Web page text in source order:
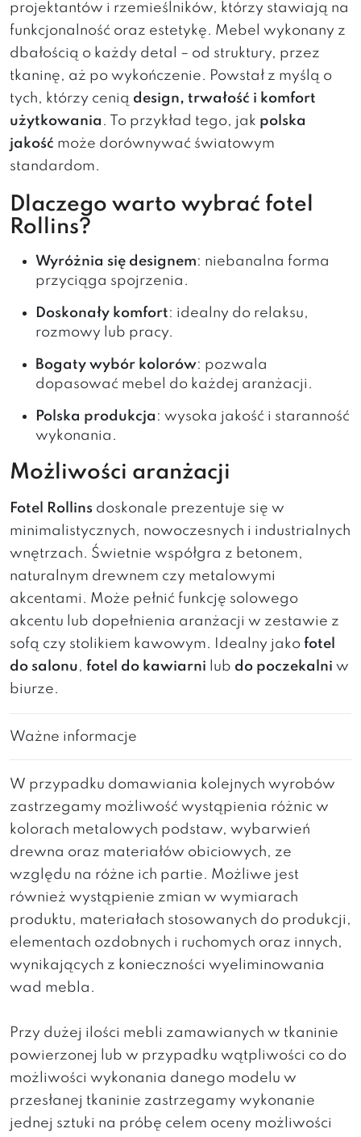
projektantów i rzemieślników, którzy stawiają na
funkcjonalność oraz estetykę. Mebel wykonany z
dbałością o każdy detal – od struktury, przez
tkaninę, aż po wykończenie. Powstał z myślą o
tych, którzy cenią design, trwałość i komfort
użytkowania . To przykład tego, jak polska
jakość może dorównywać światowym
standardom.
Dlaczego warto wybrać fotel
Rollins?
Wyróżnia się designem: niebanalna forma
przyciąga spojrzenia.
Doskonały komfort: idealny do relaksu,
rozmowy lub pracy.
Bogaty wybór kolorów: pozwala
dopasować mebel do każdej aranżacji.
Polska produkcja : wysoka jakość i staranność
wykonania.
Możliwości aranżacji
Fotel Rollins doskonale prezentuje się w
minimalistycznych, nowoczesnych i industrialnych
wnętrzach. Świetnie współgra z betonem,
naturalnym drewnem czy metalowymi
akcentami. Może pełnić funkcję solowego
akcentu lub dopełnienia aranżacji w zestawie z
sofą czy stolikiem kawowym. Idealny jako fotel
do salonu, fotel do kawiarni lub do poczekalni w
biurze.
Ważne informacje
W przypadku domawiania kolejnych wyrobów
zastrzegamy możliwość wystąpienia różnic w
kolorach metalowych podstaw, wybarwień
drewna oraz materiałów obiciowych, ze
względu na różne ich partie. Możliwe jest
również wystąpienie zmian w wymiarach
produktu, materiałach stosowanych do produkcji,
elementach ozdobnych i ruchomych oraz innych,
wynikających z konieczności wyeliminowania
wad mebla.
Przy dużej ilości mebli zamawianych w tkaninie
powierzonej lub w przypadku wątpliwości co do
możliwości wykonania danego modelu w
przesłanej tkaninie zastrzegamy wykonanie
jednej sztuki na próbę celem oceny możliwości